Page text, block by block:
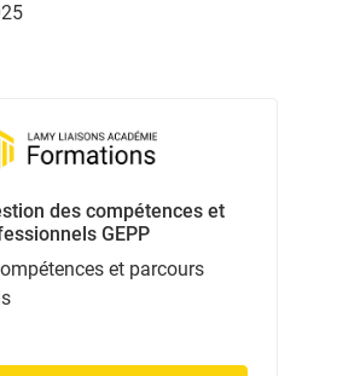
des compétences et
GEPP
et parcours